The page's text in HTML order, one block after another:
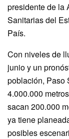
presidente de la
Sanitarias del
País.
Con niveles de
junio y un
población, Paso
4.000.000
sacan 200.000
ya tiene
posibles